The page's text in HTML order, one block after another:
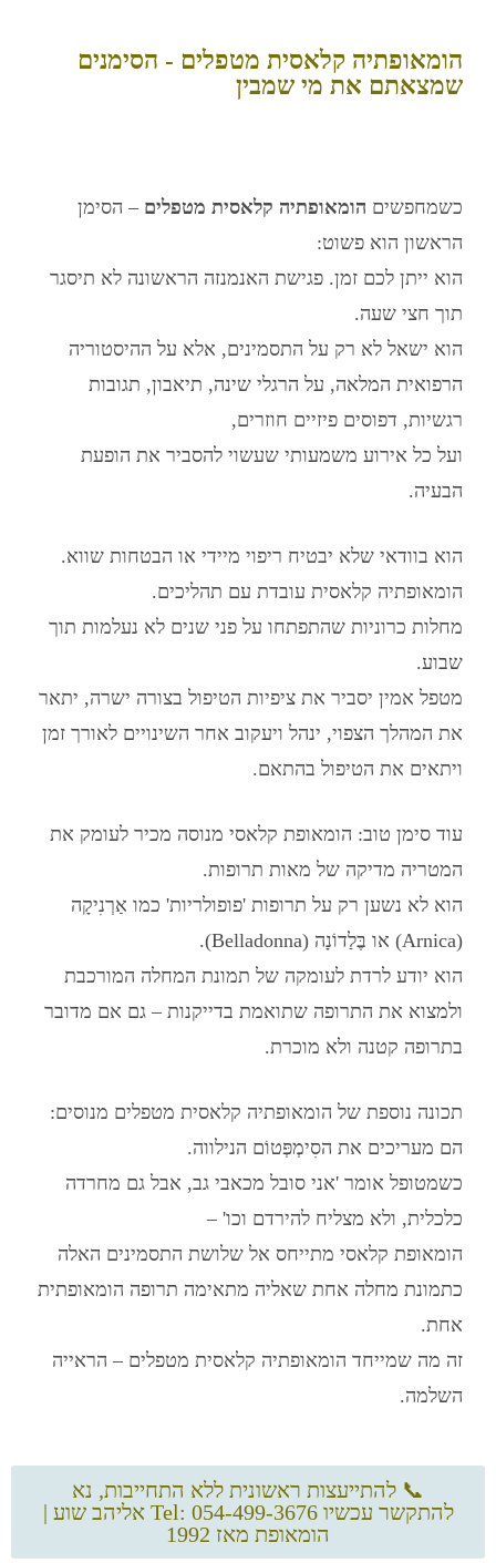
הומאופתיה קלאסית מטפלים - הסימנים
שמצאתם את מי שמבין
כשמחפשים הומאופתיה קלאסית מטפלים – הסימן
הראשון הוא פשוט:
הוא ייתן לכם זמן. פגישת האנמנזה הראשונה לא תיסגר
תוך חצי שעה.
הוא ישאל לא רק על התסמינים, אלא על ההיסטוריה
הרפואית המלאה, על הרגלי שינה, תיאבון, תגובות
רגשיות, דפוסים פיזיים חוזרים,
ועל כל אירוע משמעותי שעשוי להסביר את הופעת
הבעיה.
הוא בוודאי שלא יבטיח ריפוי מיידי או הבטחות שווא.
הומאופתיה קלאסית עובדת עם תהליכים.
מחלות כרוניות שהתפתחו על פני שנים לא נעלמות תוך
שבוע.
מטפל אמין יסביר את ציפיות הטיפול בצורה ישרה, יתאר
את המהלך הצפוי, ינהל ויעקוב אחר השינויים לאורך זמן
ויתאים את הטיפול בהתאם.
עוד סימן טוב: הומאופת קלאסי מנוסה מכיר לעומק את
המטריה מדיקה של מאות תרופות.
הוא לא נשען רק על תרופות 'פופולריות' כמו אַרְנִיקָה
(Arnica) או בֶּלַדוֹנָה (Belladonna).
הוא יודע לרדת לעומקה של תמונת המחלה המורכבת
ולמצוא את התרופה שתואמת בדייקנות – גם אם מדובר
בתרופה קטנה ולא מוכרת.
תכונה נוספת של הומאופתיה קלאסית מטפלים מנוסים:
הם מעריכים את הסִימְפְּטוֹם הנילווה.
כשמטופל אומר 'אני סובל מכאבי גב, אבל גם מחרדה
כלכלית, ולא מצליח להירדם וכו' –
הומאופת קלאסי מתייחס אל שלושת התסמינים האלה
כתמונת מחלה אחת שאליה מתאימה תרופה הומאופתית
אחת.
זה מה שמייחד הומאופתיה קלאסית מטפלים – הראייה
השלמה.
📞 להתייעצות ראשונית ללא התחייבות, נא
להתקשר עכשיו Tel: 054-499-3676 אליהב שוע |
הומאופת מאז 1992